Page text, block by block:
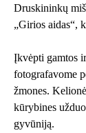
Druskininkų
„Girios aidas“,
Įkvėpti gamtos
fotografavome
žmones.
kūrybines
gyvūniją.